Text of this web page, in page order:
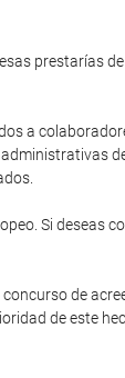
prestarías
a
Si deseas
de
de este